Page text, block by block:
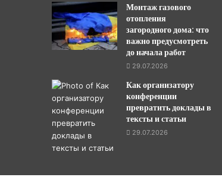
Монтаж газового
отопления
загородного дома: что
важно предусмотреть
до начала работ
29.07.2026
Как организатору
конференции
превратить доклады в
тексты и статьи
29.07.2026